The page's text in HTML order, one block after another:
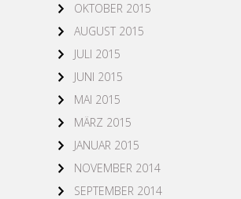
OKTOBER 2015
AUGUST 2015
JULI 2015
JUNI 2015
MAI 2015
MÄRZ 2015
JANUAR 2015
NOVEMBER 2014
SEPTEMBER 2014